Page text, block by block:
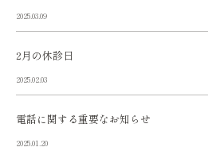
2025.03.09
2月の休診日
2025.02.03
電話に関する重要なお知らせ
2025.01.20